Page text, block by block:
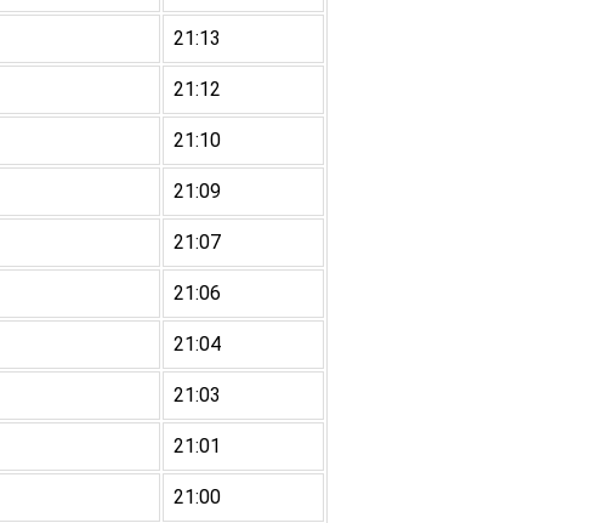
21:13
21:12
21:10
21:09
21:07
21:06
21:04
21:03
21:01
21:00